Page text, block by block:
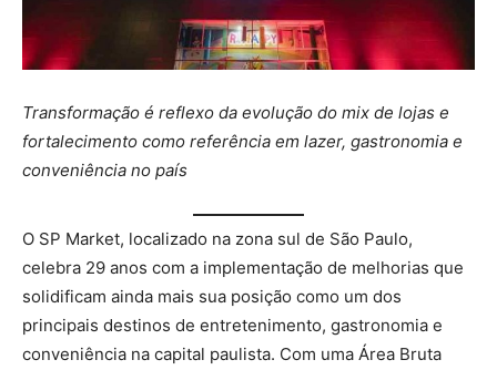
Transformação é reflexo da evolução do mix de lojas e
fortalecimento como referência em lazer, gastronomia e
conveniência no país
O SP Market, localizado na zona sul de São Paulo,
celebra 29 anos com a implementação de melhorias que
solidificam ainda mais sua posição como um dos
principais destinos de entretenimento, gastronomia e
conveniência na capital paulista. Com uma Área Bruta